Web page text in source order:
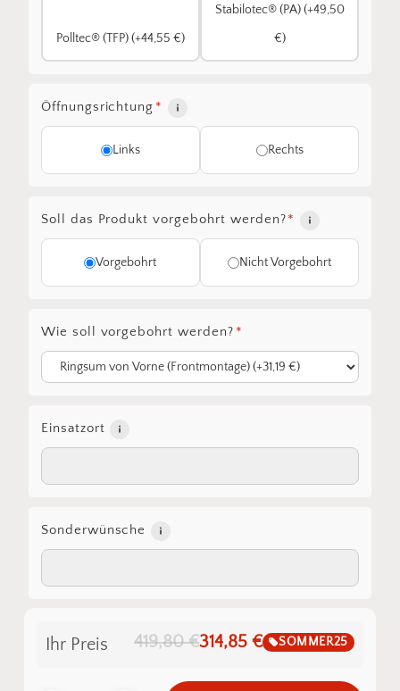
Polltec® (TFP) (+44,55 €)
Stabilotec® (PA) (+49,50
€)
Öffnungsrichtung *
Links Rechts
Soll das Produkt vorgebohrt werden?*
Vorgebohrt Nicht Vorgebohrt
Wie soll vorgebohrt werden? *
Einsatzort
Sonderwünsche
Ihr Preis 419,80 €314,85 € SOMMER25